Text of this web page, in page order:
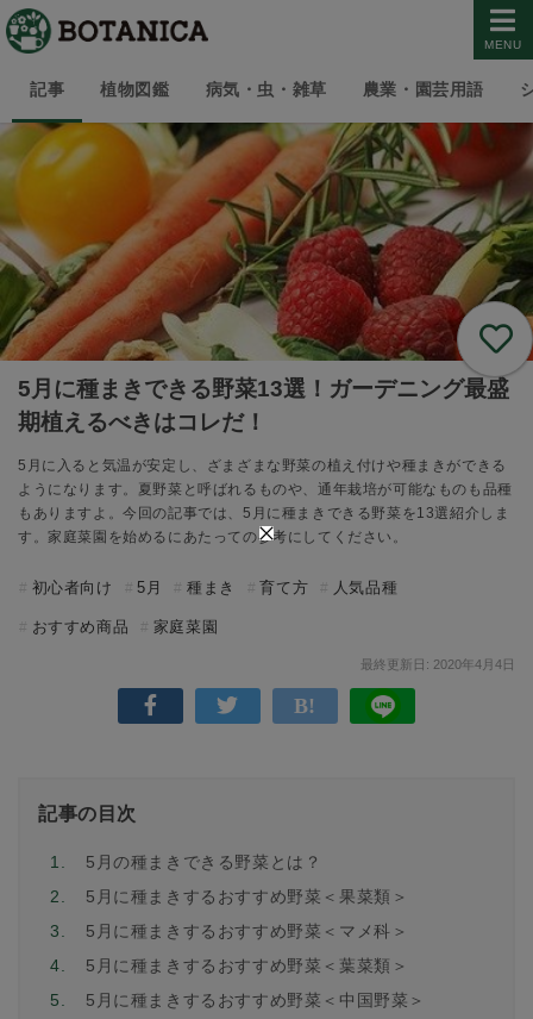
MENU
記事 植物図鑑 病気・虫・雑草 農業・園芸用語
5月に種まきできる野菜13選！ガーデニング最盛
期植えるべきはコレだ！
5月に入ると気温が安定し、ざまざまな野菜の植え付けや種まきができる
ようになります。夏野菜と呼ばれるものや、通年栽培が可能なものも品種
もありますよ。今回の記事では、5月に種まきできる野菜を13選紹介しま
す。家庭菜園を始めるにあたっての参考にしてください。
初心者向け 5月 種まき 育て方 人気品種
おすすめ商品 家庭菜園
最終更新日: 2020年4月4日
記事の目次
1.
5月の種まきできる野菜とは？
2.
5月に種まきするおすすめ野菜＜果菜類＞
3.
5月に種まきするおすすめ野菜＜マメ科＞
4.
5月に種まきするおすすめ野菜＜葉菜類＞
5.
5月に種まきするおすすめ野菜＜中国野菜＞